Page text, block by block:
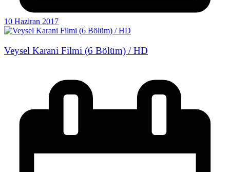
10 Haziran 2017
Veysel Karani Filmi (6 Bölüm) / HD